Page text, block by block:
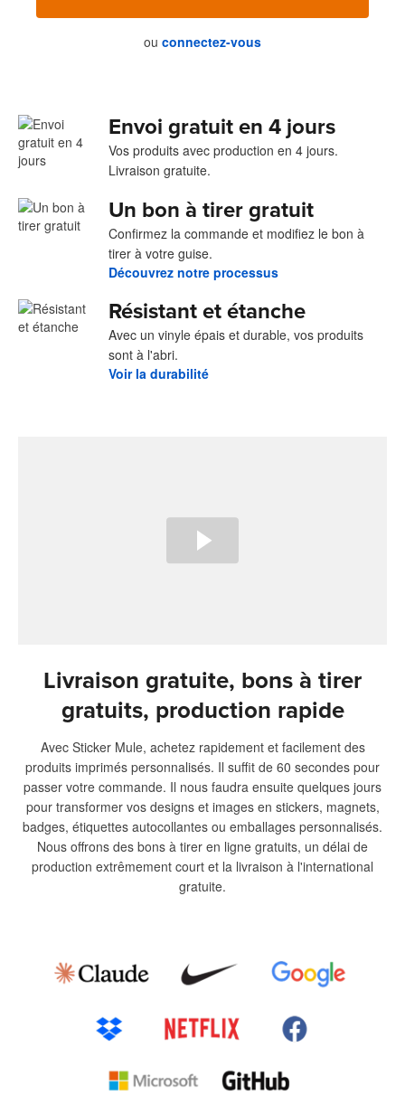
ou connectez-vous
Envoi gratuit en 4 jours
Vos produits avec production en 4 jours.
Livraison gratuite.
Un bon à tirer gratuit
Confirmez la commande et modifiez le bon à
tirer à votre guise.
Découvrez notre processus
Résistant et étanche
Avec un vinyle épais et durable, vos produits
sont à l'abri.
Voir la durabilité
Livraison gratuite, bons à tirer
gratuits, production rapide
Avec Sticker Mule, achetez rapidement et facilement des
produits imprimés personnalisés. Il suffit de 60 secondes pour
passer votre commande. Il nous faudra ensuite quelques jours
pour transformer vos designs et images en stickers, magnets,
badges, étiquettes autocollantes ou emballages personnalisés.
Nous offrons des bons à tirer en ligne gratuits, un délai de
production extrêmement court et la livraison à l'international
gratuite.